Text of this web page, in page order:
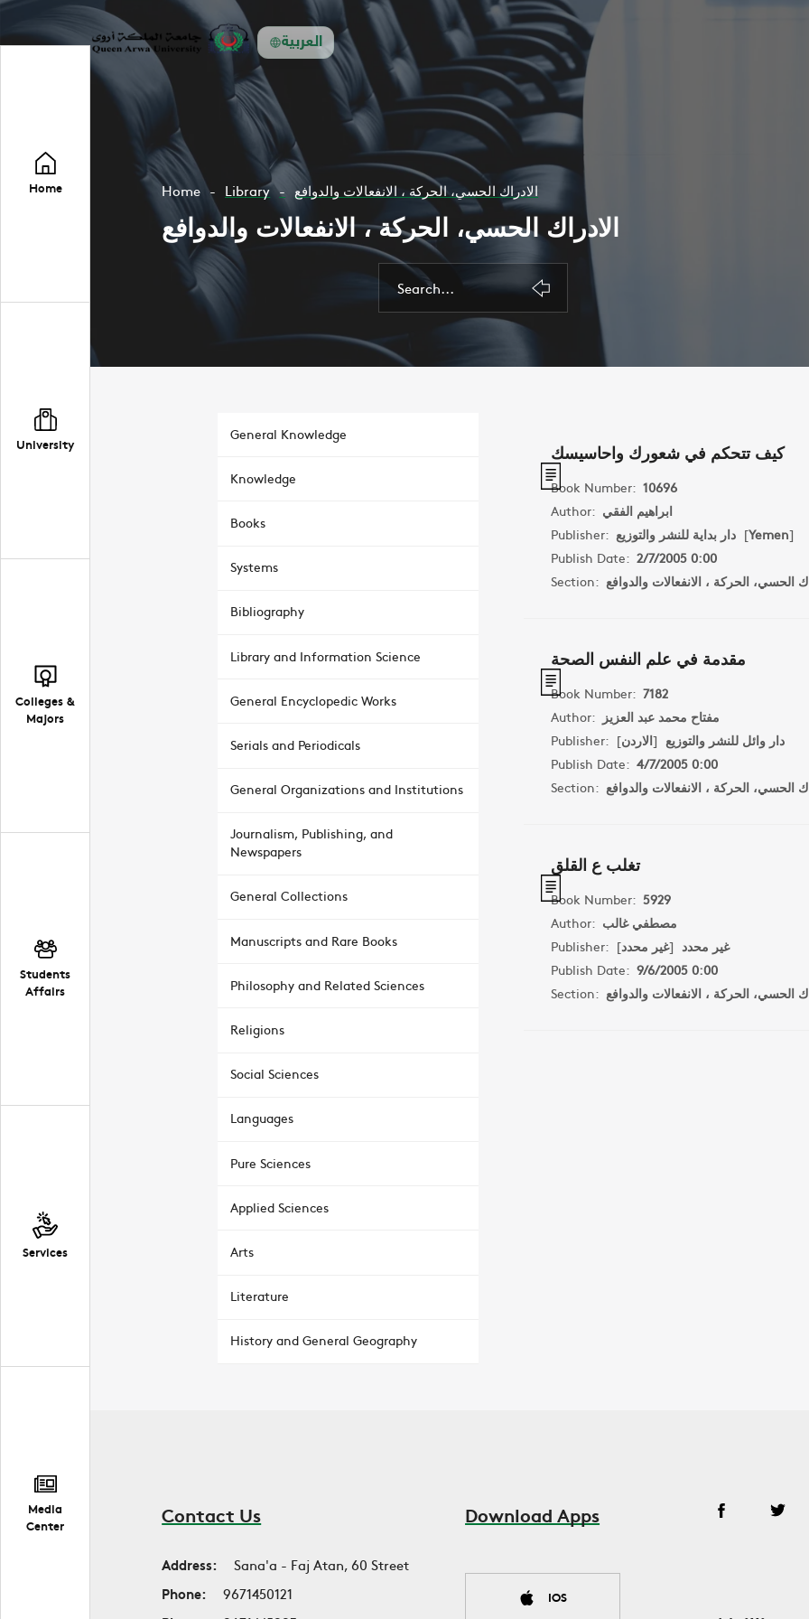
العربية
Home
University
Colleges &
Majors
Students
Affairs
Services
Media
Center
Home Library الادراك الحسي، الحركة ، الانفعالات والدوافع
الادراك الحسي، الحركة ، الانفعالات والدوافع
General Knowledge
Knowledge
Books
Systems
Bibliography
Library and Information Science
General Encyclopedic Works
Serials and Periodicals
General Organizations and Institutions
Journalism, Publishing, and
Newspapers
General Collections
Manuscripts and Rare Books
Philosophy and Related Sciences
Religions
Social Sciences
Languages
Pure Sciences
Applied Sciences
Arts
Literature
History and General Geography
كيف تتحكم في شعورك واحاسيسك
Book Number: 10696
Author: ابراهيم الفقي
Publisher: دار بداية للنشر والتوزيع[Yemen]
Publish Date: 2/7/2005 0:00
Section: الحسي، الحركة ، الانفعالات والدوافع
مقدمة في علم النفس الصحة
Book Number: 7182
Author: مفتاح محمد عبد العزيز
Publisher:
دار وائل للنشر والتوزيع [الاردن]
Publish Date: 4/7/2005 0:00
Section: الحسي، الحركة ، الانفعالات والدوافع
تغلب ع القلق
Book Number: 5929
Author: مصطفي غالب
Publisher:
غير محدد [غير محدد]
Publish Date: 9/6/2005 0:00
Section: الحسي، الحركة ، الانفعالات والدوافع
Contact Us
Address:
Sana'a - Faj Atan, 60 Street
Phone:
9671450121
Download Apps
IOS